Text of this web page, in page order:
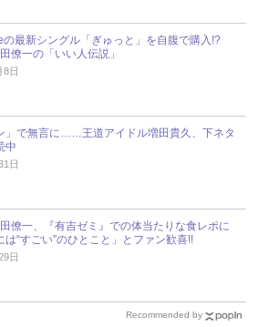
の最新シングル「ぎゅっと」を自腹で購入!?
僚一の「いい人伝説」
8日
」で無言に……王道アイドル増田貴久、下ネタ
中
日
僚一、『有吉ゼミ』での体当たりな食レポに
は“すごい”のひとこと」とファン歓喜!!
日
Recommended by